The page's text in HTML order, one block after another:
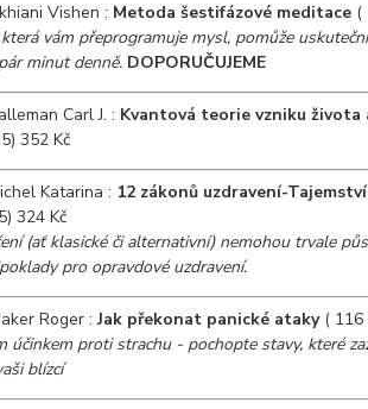
Vishen : Metoda šestifázové meditace (
vám přeprogramuje mysl, pomůže
minut denně. DOPORUČUJEME
Carl J. : Kvantová teorie vzniku života
352 Kč
Katarina : 12 zákonů uzdravení-
324 Kč
(ať klasické či alternativní) nemohou trvale
pro opravdové uzdravení.
Roger :Jak překonat panické ataky( 116
účinkem proti strachu - pochopte stavy, které
blízcí